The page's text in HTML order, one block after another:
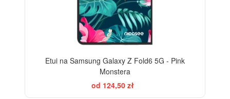
Etui na Samsung Galaxy Z Fold6 5G - Pink
Monstera
od 124,50 zł